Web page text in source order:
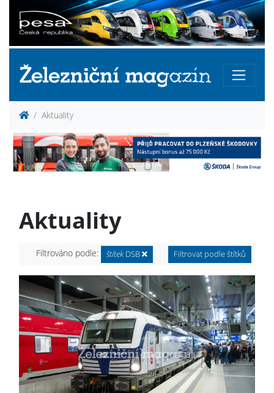
Aktuality
Aktuality
Filtrováno podle: štítekDSB Filtrovat podle štítků